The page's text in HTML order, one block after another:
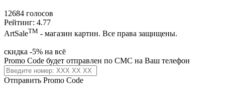
12684 голосов
Рейтинг: 4.77
ArtSaleТМ - магазин картин. Все права защищены.
скидка -5% на всё
Promo Code будет отправлен по СМС на Ваш телефон
Отправить Promo Code